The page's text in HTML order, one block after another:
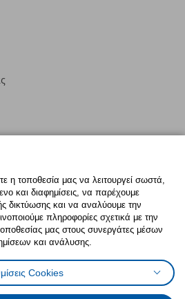
PinterestTwitter
ψηφιακής προσβασιμότητας
Ρυθμίσεις cookiesΌροι Χρήσης
η τοποθεσία μας να λειτουργεί σωστά,
και διαφημίσεις, να παρέχουμε
δικτύωσης και να αναλύουμε την
πληροφορίες σχετικά με την
μας στους συνεργάτες μέσων
και ανάλυσης.
Cookies